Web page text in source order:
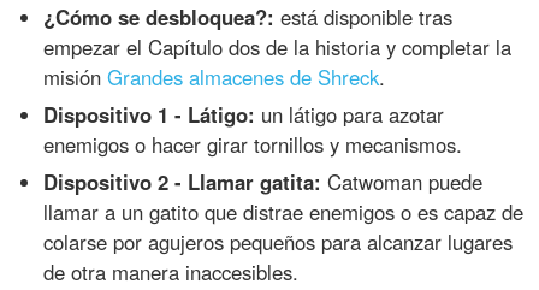
¿Cómo se desbloquea?: está disponible tras
empezar el Capítulo dos de la historia y completar la
misiónGrandes almacenes de Shreck.
Dispositivo 1 - Látigo: un látigo para azotar
enemigos o hacer girar tornillos y mecanismos.
Dispositivo 2 - Llamar gatita: Catwoman puede
llamar a un gatito que distrae enemigos o es capaz de
colarse por agujeros pequeños para alcanzar lugares
de otra manera inaccesibles.